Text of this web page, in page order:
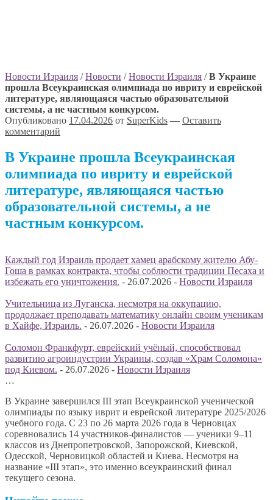
Новости Израиля /Новости /Новости Израиля /В Украине
прошла Всеукраинская олимпиада по ивриту и еврейской
литературе, являющаяся частью образовательной
системы, а не частным конкурсом.
Опубликовано 17.04.2026 от SuperKids — Оставить
комментарий
В Украине прошла Всеукраинская
олимпиада по ивриту и еврейской
литературе, являющаяся частью
образовательной системы, а не
частным конкурсом.
Каждый год Израиль продает хамец арабскому жителю Абу-
Гоша в рамках контракта, чтобы соблюсти традиции Песаха и
избежать его уничтожения. - 26.07.2026 - Новости Израиля
Учительница из Луганска, несмотря на оккупацию,
продолжает преподавать математику онлайн своим ученикам
в Хайфе, Израиль. - 26.07.2026 - Новости Израиля
Соломон Франкфурт, еврейский учёный, способствовал
развитию агроиндустрии Украины, создав «Храм Соломона»
под Киевом. - 26.07.2026 - Новости Израиля
…
В Украине завершился III этап Всеукраинской ученической
олимпиады по языку иврит и еврейской литературе 2025/2026
учебного года. С 23 по 26 марта 2026 года в Черновцах
соревновались 14 участников-финалистов — ученики 9–11
классов из Днепропетровской, Запорожской, Киевской,
Одесской, Черновицкой областей и Киева. Несмотря на
название «III этап», это именно всеукраинский финал
текущего сезона.